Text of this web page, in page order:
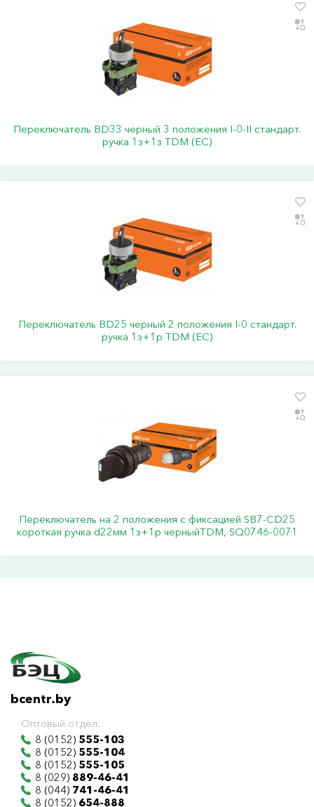
Переключатель BD33 черный 3 положения I-0-II стандарт.
ручка 1з+1з TDM (ЕС)
Переключатель BD25 черный 2 положения I-0 стандарт.
ручка 1з+1р TDM (ЕС)
Переключатель на 2 положения с фиксацией SB7-CD25
короткая ручка d22мм 1з+1р черныйTDM, SQ0746-0071
bcentr.by
Оптовый отдел:
8 (0152) 555-103
8 (0152) 555-104
8 (0152) 555-105
8 (029) 889-46-41
8 (044) 741-46-41
8 (0152) 654-888